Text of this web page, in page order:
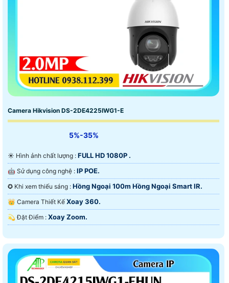
Camera Hikvision DS-2DE4225IWG1-E
5%-35%
☀️ Hình ảnh chất lượng : FULL HD 1080P .
🤖️ Sử dụng công nghệ : IP POE.
✪ Khi xem thiếu sáng : Hồng Ngoại 100m Hồng Ngoại Smart IR.
👑 Camera Thiết Kế Xoay 360.
️💫 Đặt Điểm : Xoay Zoom.